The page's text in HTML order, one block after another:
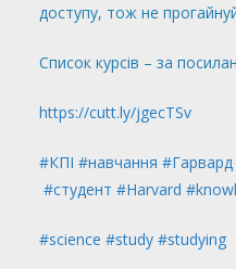
доступу, тож не
Список курсів – за
https://cutt.ly/jgecTSv
#КПІ #навчання #Гарвард
#студент #Harvard
#science #study #studying